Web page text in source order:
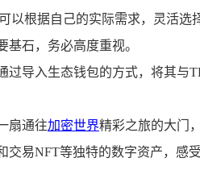
以根据自己的实际需求，灵活
石，务必高度重视。
过导入生态钱包的方式，将其
扇通往加密世界精彩之旅的大门
易NFT等独特的数字资产，感